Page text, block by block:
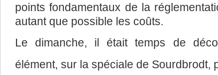
points fondamentaux de la
autant que possible les coûts.
Le dimanche, il était temps de
élément, sur la spéciale de Sourdbrodt,